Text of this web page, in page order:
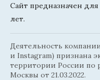
Сайт предназначен
лет.
Деятельность
и Instagram) признана
территории России по
Москвы от 21.03.2022.